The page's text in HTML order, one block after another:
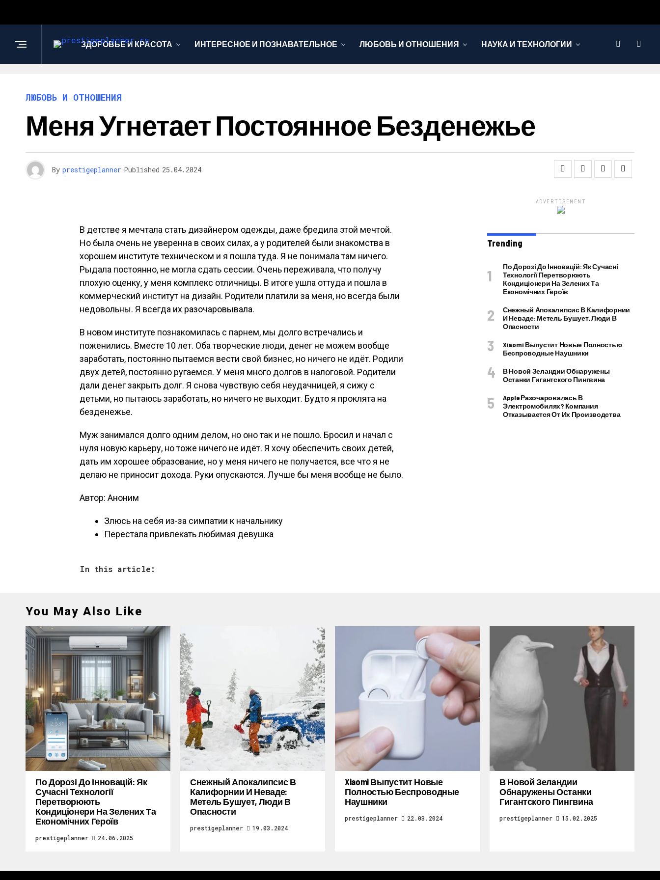
ЗДОРОВЬЕ И КРАСОТА ИНТЕРЕСНОЕ И ПОЗНАВАТЕЛЬНОЕ ЛЮБОВЬ И ОТНОШЕНИЯ НАУКА И ТЕХНОЛОГИИ
ЛЮБОВЬ И ОТНОШЕНИЯ
Меня Угнетает Постоянное Безденежье
By prestigeplanner Published 25.04.2024
В детстве я мечтала стать дизайнером одежды, даже бредила этой мечтой.
Но была очень не уверенна в своих силах, а у родителей были знакомства в
хорошем институте техническом и я пошла туда. Я не понимала там ничего.
Рыдала постоянно, не могла сдать сессии. Очень переживала, что получу
плохую оценку, у меня комплекс отличницы. В итоге ушла оттуда и пошла в
коммерческий институт на дизайн. Родители платили за меня, но всегда были
недовольны. Я всегда их разочаровывала.
В новом институте познакомилась с парнем, мы долго встречались и
поженились. Вместе 10 лет. Оба творческие люди, денег не можем вообще
заработать, постоянно пытаемся вести свой бизнес, но ничего не идёт. Родили
двух детей, постоянно ругаемся. У меня много долгов в налоговой. Родители
дали денег закрыть долг. Я снова чувствую себя неудачницей, я сижу с
детьми, но пытаюсь заработать, но ничего не выходит. Будто я проклята на
безденежье.
Муж занимался долго одним делом, но оно так и не пошло. Бросил и начал с
нуля новую карьеру, но тоже ничего не идёт. Я хочу обеспечить своих детей,
дать им хорошее образование, но у меня ничего не получается, все что я не
делаю не приносит дохода. Руки опускаются. Лучше бы меня вообще не было.
Автор: Аноним
Злюсь на себя из-за симпатии к начальнику
Перестала привлекать любимая девушка
In this article:
ADVERTISEMENT
Trending
По Дорозі До Інновацій: Як Сучасні
Технології Перетворюють
Кондиціонери На Зелених Та
Економічних Героїв
Снежный Апокалипсис В Калифорнии
И Неваде: Метель Бушует, Люди В
Опасности
Xiaomi Выпустит Новые Полностью
Беспроводные Наушники
В Новой Зеландии Обнаружены
Останки Гигантского Пингвина
Apple Разочаровалась В
Электромобилях? Компания
Отказывается От Их Производства
You May Also Like
По Дорозі До Інновацій: Як
Сучасні Технології
Перетворюють
Кондиціонери На Зелених Та
Економічних Героїв
prestigeplanner 24.06.2025
Снежный Апокалипсис В
Калифорнии И Неваде:
Метель Бушует, Люди В
Опасности
prestigeplanner 19.03.2024
Xiaomi Выпустит Новые
Полностью Беспроводные
Наушники
prestigeplanner 22.03.2024
В Новой Зеландии
Обнаружены Останки
Гигантского Пингвина
prestigeplanner 15.02.2025